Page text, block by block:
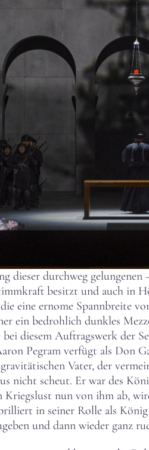
dieser durchweg
besitzt und auch in
eine ernome Spannbreite
ein bedrohlich dunkles
diesem Auftragswerk der
Pegram verfügt als Don
Vater, der
nicht scheut. Er war des
Kriegslust nun von ihm ab,
in seiner Rolle als
und dann wieder ganz